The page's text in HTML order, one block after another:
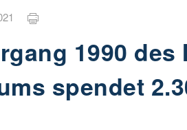
1990 des
spendet